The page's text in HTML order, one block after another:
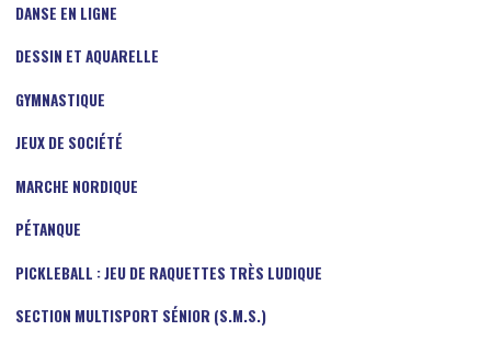
DANSE EN LIGNE
DESSIN ET AQUARELLE
GYMNASTIQUE
JEUX DE SOCIÉTÉ
MARCHE NORDIQUE
PÉTANQUE
PICKLEBALL : JEU DE RAQUETTES TRÈS LUDIQUE
SECTION MULTISPORT SÉNIOR (S.M.S.)